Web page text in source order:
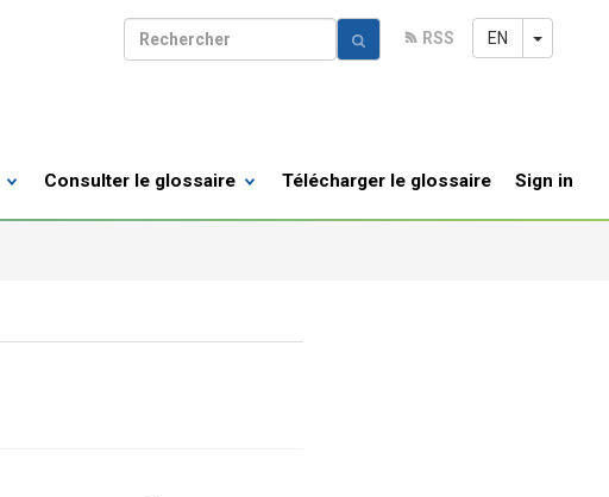
EN Toggle
R RSS
Consulter le glossaire Télécharger le glossaire Sign in